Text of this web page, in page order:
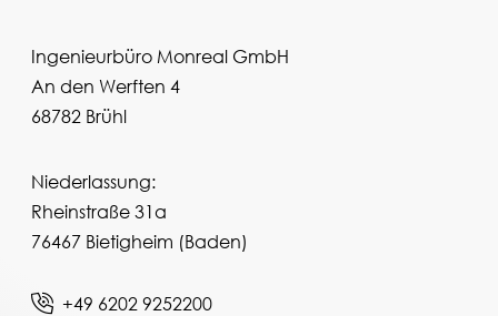
Ingenieurbüro Monreal GmbH
An den Werften 4
68782 Brühl
Niederlassung:
Rheinstraße 31a
76467 Bietigheim (Baden)
+49 6202 9252200